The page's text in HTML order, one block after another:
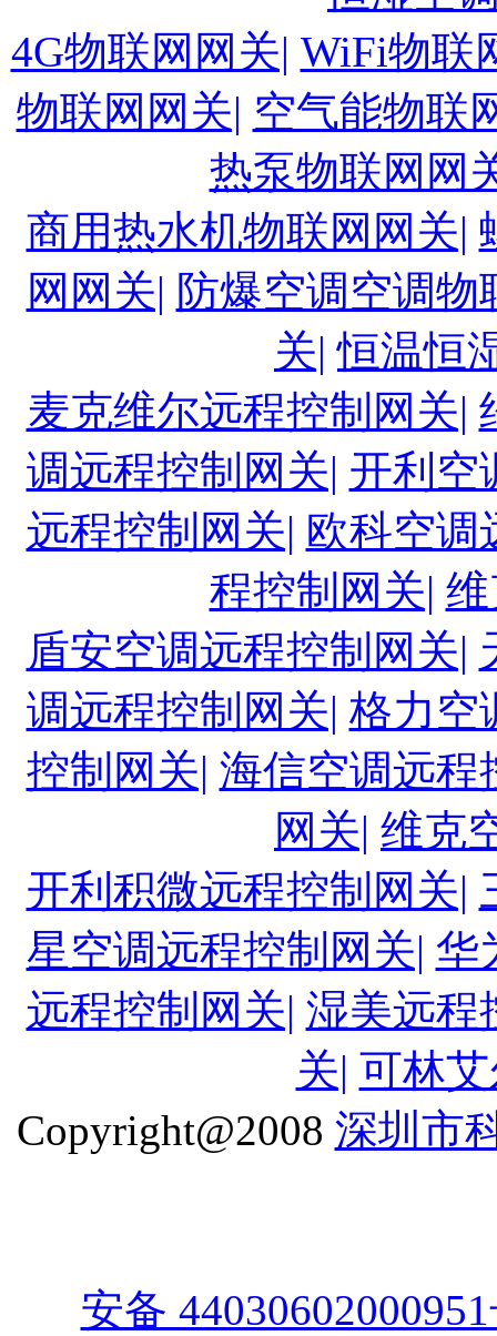
4G物联网网关| WiFi物联
物联网网关| 空气能物联
热泵物联网网
商用热水机物联网网关|
网网关| 防爆空调空调物
关| 恒温恒
麦克维尔远程控制网关|
调远程控制网关| 开利空
远程控制网关| 欧科空调
程控制网关|
盾安空调远程控制网关|
调远程控制网关| 格力空
控制网关| 海信空调远程
网关| 维克
开利积微远程控制网关|
星空调远程控制网关| 华
远程控制网关| 湿美远程
关| 可林
Copyright@2008 深圳市
安备